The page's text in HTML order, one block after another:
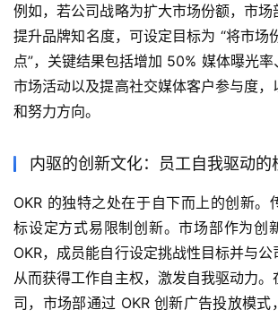
例如，若公司战略为扩大市场份额，市场
提升品牌知名度，可设定目标为 “将市场
点”，关键结果包括增加 50% 媒体曝光
市场活动以及提高社交媒体客户参与度
和努力方向。
内驱的创新文化：员工自我驱动的
OKR 的独特之处在于自下而上的创新。
标设定方式易限制创新。市场部作为创
OKR，成员能自行设定挑战性目标并与公
从而获得工作自主权，激发自我驱动力
司，市场部通过 OKR 创新广告投放模式